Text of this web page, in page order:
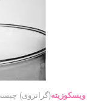
ویسکوزیته(گرانروی)